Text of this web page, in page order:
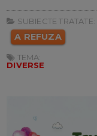
SUBIECTE TRATATE:
A REFUZA
TEMA:
DIVERSE